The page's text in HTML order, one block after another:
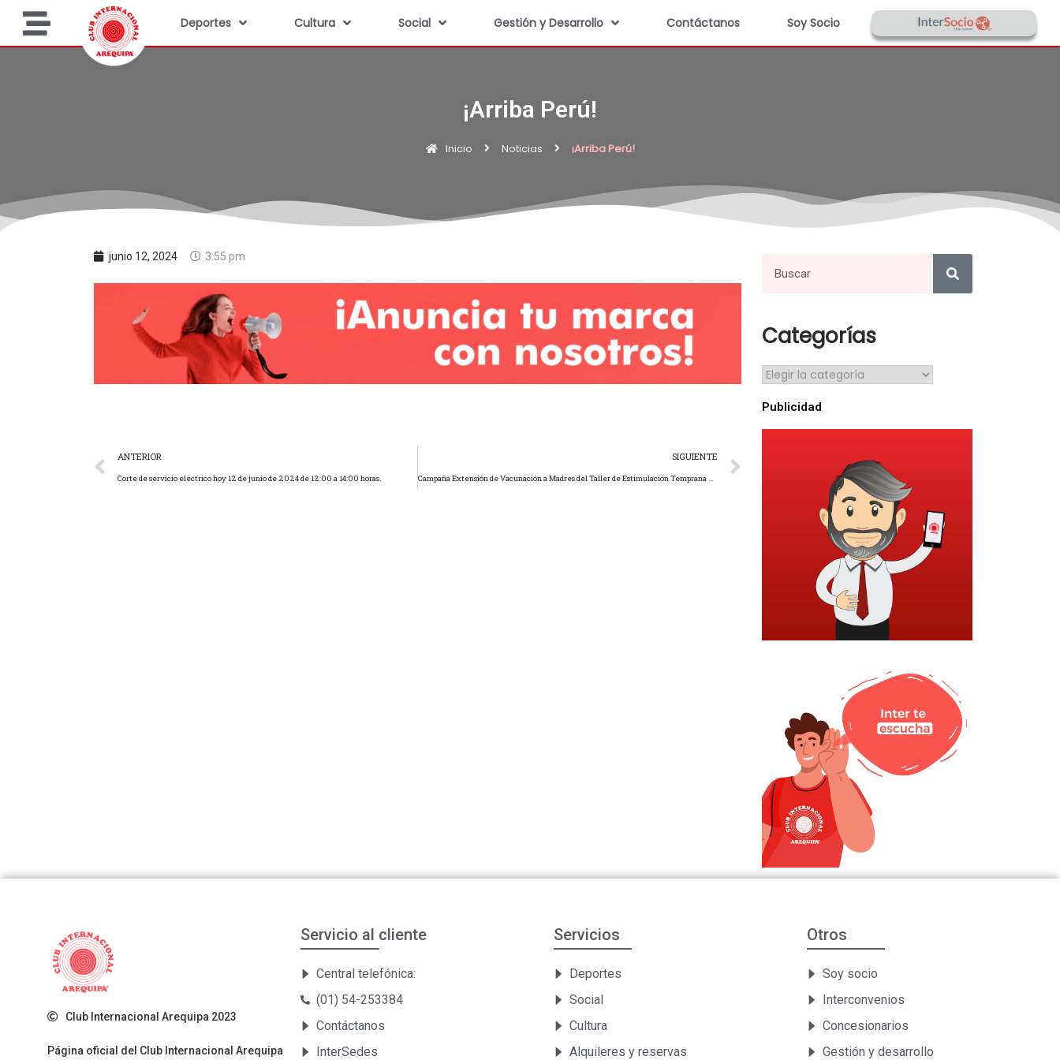
Deportes Cultura Social Gestión y Desarrollo Contáctanos Soy Socio
¡Arriba Perú!
Inicio Noticias ¡Arriba Perú!
junio 12, 2024 3:55 pm
ANTERIOR
Corte de servicio eléctrico hoy 12 de junio de 2024 de 12:00 a 14:00 horas.
SIGUIENTE
Campaña Extensión de Vacunación a Madres del Taller de Estimulación Temprana y niños de 0 a 5 años.
Categorías
Publicidad
Club Internacional Arequipa 2023
Página oficial del Club Internacional Arequipa
Servicio al cliente
Central telefónica:
(01) 54-253384
Contáctanos
InterSedes
Servicios
Deportes
Social
Cultura
Alquileres y reservas
Otros
Soy socio
Interconvenios
Concesionarios
Gestión y desarrollo